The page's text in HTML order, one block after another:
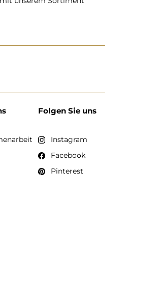
Folgen Sie uns
Instagram
Facebook
Pinterest